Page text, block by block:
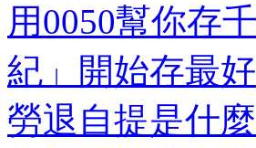
用0050幫你存
紀」開始存最好
勞退自提是什